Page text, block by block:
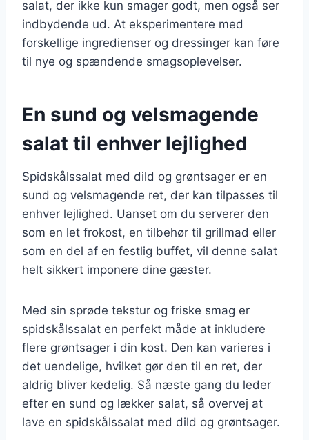
salat, der ikke kun smager godt, men også ser
indbydende ud. At eksperimentere med
forskellige ingredienser og dressinger kan føre
til nye og spændende smagsoplevelser.
En sund og velsmagende
salat til enhver lejlighed
Spidskålssalat med dild og grøntsager er en
sund og velsmagende ret, der kan tilpasses til
enhver lejlighed. Uanset om du serverer den
som en let frokost, en tilbehør til grillmad eller
som en del af en festlig buffet, vil denne salat
helt sikkert imponere dine gæster.
Med sin sprøde tekstur og friske smag er
spidskålssalat en perfekt måde at inkludere
flere grøntsager i din kost. Den kan varieres i
det uendelige, hvilket gør den til en ret, der
aldrig bliver kedelig. Så næste gang du leder
efter en sund og lækker salat, så overvej at
lave en spidskålssalat med dild og grøntsager.